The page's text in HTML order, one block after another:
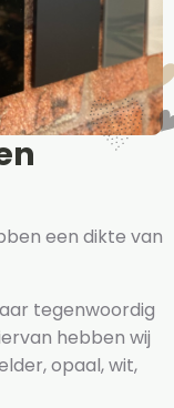
een dikte van
tegenwoordig
hebben wij
opaal, wit,